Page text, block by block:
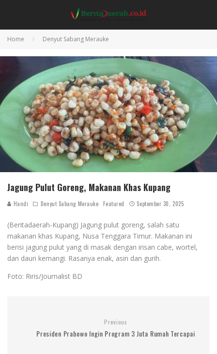
Home Denyut Sabang Merauke
Jagung Pulut Goreng, Makanan Khas Kupang
Handi Denyut Sabang Merauke Featured September 30, 2025
(Beritadaerah-Kupang) Jagung pulut goreng, salah satu
makanan khas Kupang, Nusa Tenggara Timur. Makanan ini
berisi jagung pulut yang di masak dengan irisan cabe, wortel,
dan daun kemangi. Rasanya enak, asin dan gurih.
Foto: Riris/Journalist BD
Previous
Presiden Prabowo Ingin Program 3 Juta Rumah Tercapai